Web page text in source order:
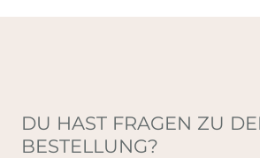
DU HAST FRAGEN ZU
BESTELLUNG?